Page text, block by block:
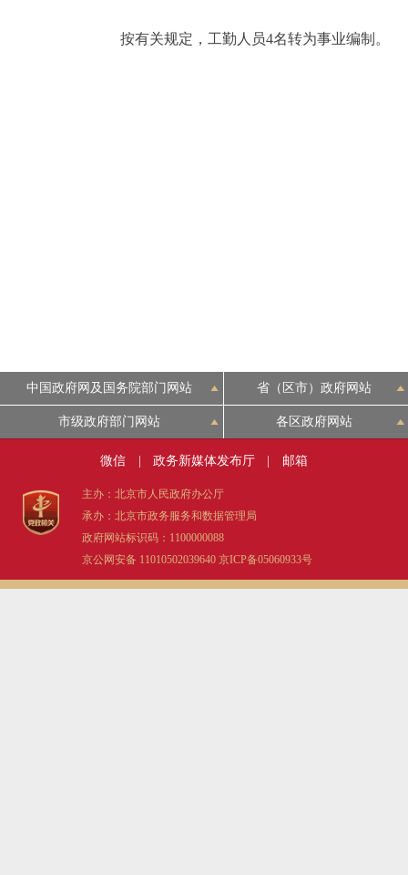
按有关规定，工勤人员4名转为事业编制。
中国政府网及国务院部门网站 省（区市）政府网站
市级政府部门网站 各区政府网站
微信 政务新媒体发布厅 邮箱
主办：北京市人民政府办公厅
承办：北京市政务服务和数据管理局
政府网站标识码：1100000088
京公网安备 11010502039640 京ICP备05060933号